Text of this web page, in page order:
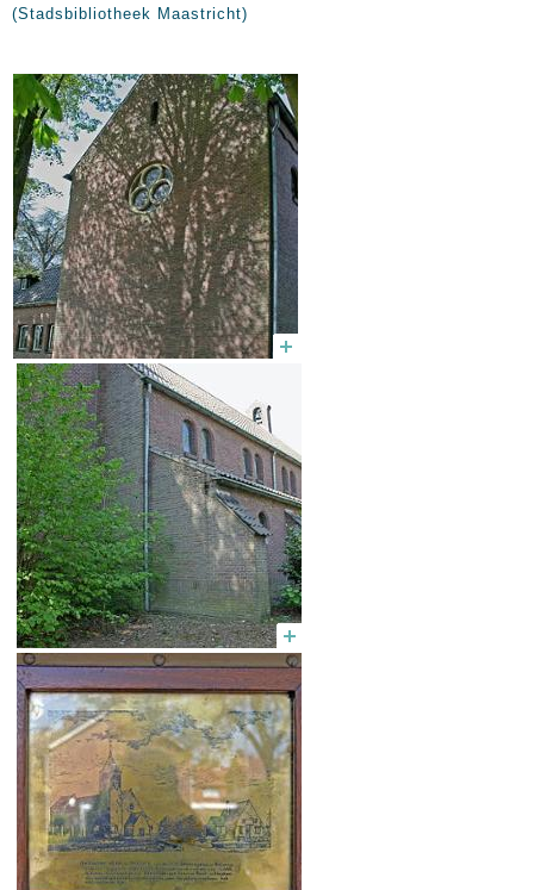
(Stadsbibliotheek Maastricht)